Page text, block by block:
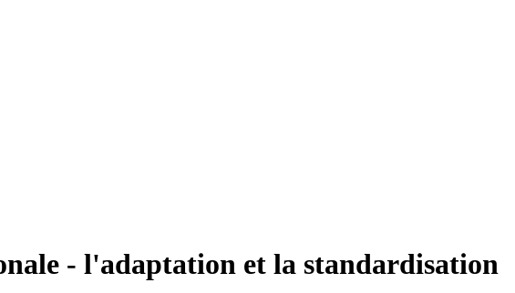
- l'adaptation et la standardisation